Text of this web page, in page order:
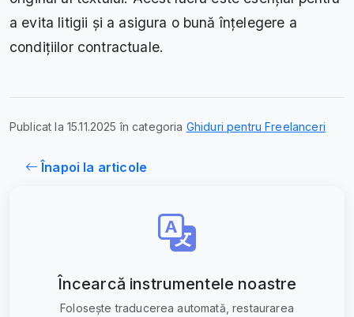
a evita litigii și a asigura o bună înțelegere a
condițiilor contractuale.
Publicat la 15.11.2025 în categoria Ghiduri pentru Freelanceri
Înapoi la articole
Încearcă instrumentele noastre
Folosește traducerea automată, restaurarea